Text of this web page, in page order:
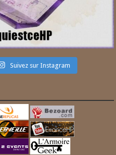
Suivez sur Instagram